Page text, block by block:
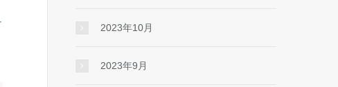
2023年10月
2023年9月